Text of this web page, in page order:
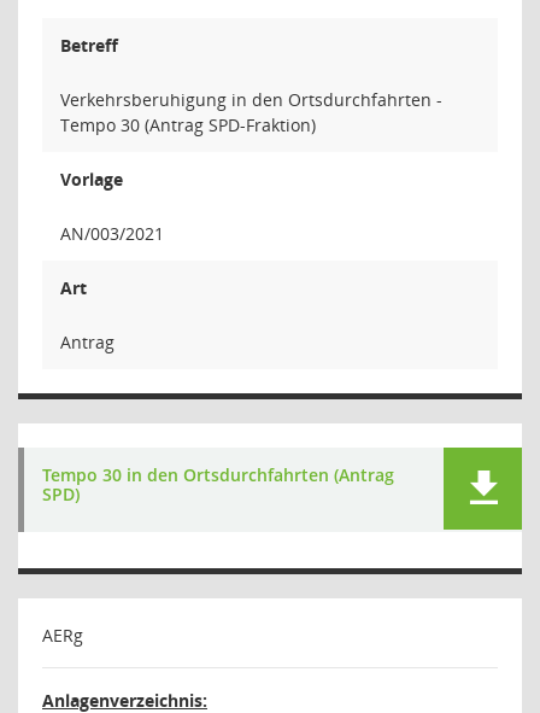
Betreff
Verkehrsberuhigung in den Ortsdurchfahrten -
Tempo 30 (Antrag SPD-Fraktion)
Vorlage
AN/003/2021
Art
Antrag
Tempo 30 in den Ortsdurchfahrten (Antrag
SPD)
AERg
Anlagenverzeichnis: